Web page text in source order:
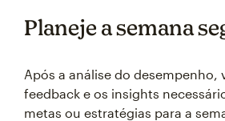
Planeje a semana
Após a análise do desempenho,
feedback e os insights
metas ou estratégias para a